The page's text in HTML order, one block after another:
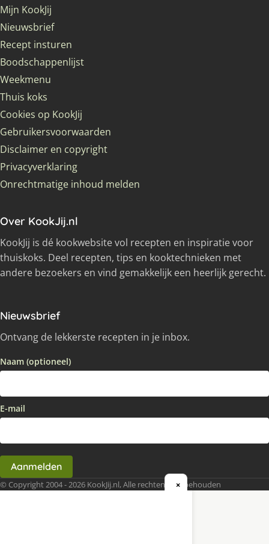
Mijn KookJij
Nieuwsbrief
Recept insturen
Boodschappenlijst
Weekmenu
Thuis koks
Cookies op KookJij
Gebruikersvoorwaarden
Disclaimer en copyright
Privacyverklaring
Onrechtmatige inhoud melden
Over KookJij.nl
KookJij is dé kookwebsite vol recepten en inspiratie voor
thuiskoks. Deel recepten, tips en kooktechnieken met
andere bezoekers en vind gemakkelijk een heerlijk gerecht.
Nieuwsbrief
Ontvang de lekkerste recepten in je inbox.
Naam (optioneel)
E-mail
Aanmelden
© Copyright 2004 - 2026 KookJij.nl, Alle rechten voorbehouden
×